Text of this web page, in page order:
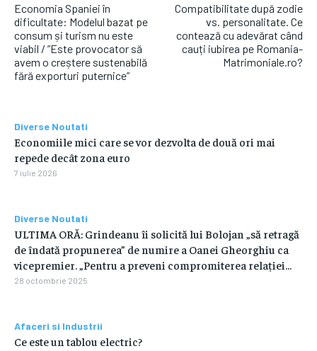
Economia Spaniei în
dificultate: Modelul bazat pe
consum și turism nu este
viabil / ”Este provocator să
avem o creștere sustenabilă
fără exporturi puternice”
Compatibilitate după zodie
vs. personalitate. Ce
contează cu adevărat când
cauți iubirea pe Romania-
Matrimoniale.ro?
Diverse Noutati
Economiile mici care se vor dezvolta de două ori mai
repede decât zona euro
7 iulie 2026
Diverse Noutati
ULTIMA ORĂ: Grindeanu îi solicită lui Bolojan „să retragă
de îndată propunerea” de numire a Oanei Gheorghiu ca
vicepremier. „Pentru a preveni compromiterea relației...
28 octombrie 2025
Afaceri si Industrii
Ce este un tablou electric?